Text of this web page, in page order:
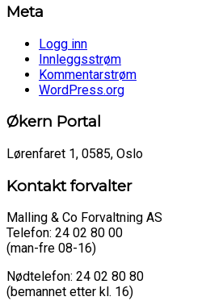
Meta
Logg inn
Innleggsstrøm
Kommentarstrøm
WordPress.org
Økern Portal
Lørenfaret 1, 0585, Oslo
Kontakt forvalter
Malling & Co Forvaltning AS
Telefon: 24 02 80 00
(man-fre 08-16)
Nødtelefon: 24 02 80 80
(bemannet etter kl. 16)